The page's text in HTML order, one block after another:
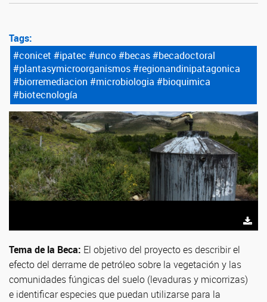
Tags:
#conicet #ipatec #unco #becas #becadoctoral
#plantasymicroorganismos #regionandinipatagonica
#biorremediacion #microbiologia #bioquimica
#biotecnología
Tema de la Beca: El objetivo del proyecto es describir el
efecto del derrame de petróleo sobre la vegetación y las
comunidades fúngicas del suelo (levaduras y micorrizas)
e identificar especies que puedan utilizarse para la